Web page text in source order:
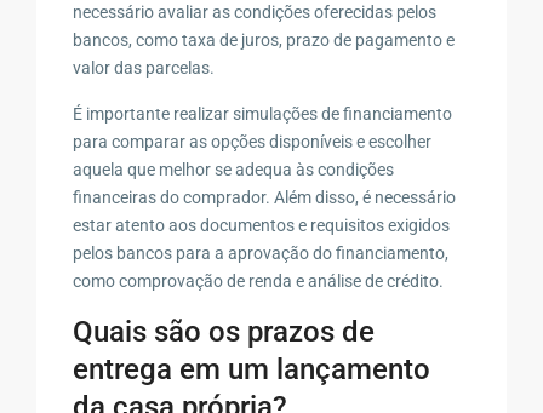
necessário avaliar as condições oferecidas pelos
bancos, como taxa de juros, prazo de pagamento e
valor das parcelas.
É importante realizar simulações de financiamento
para comparar as opções disponíveis e escolher
aquela que melhor se adequa às condições
financeiras do comprador. Além disso, é necessário
estar atento aos documentos e requisitos exigidos
pelos bancos para a aprovação do financiamento,
como comprovação de renda e análise de crédito.
Quais são os prazos de
entrega em um lançamento